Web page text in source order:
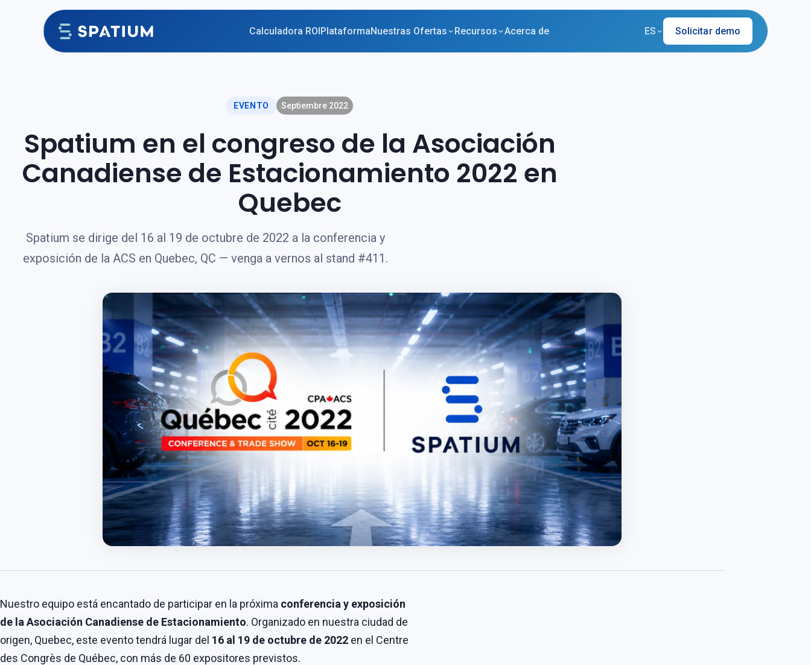
Ir al contenido
Calculadora ROIPlataformaNuestras Ofertas Recursos Acerca de ES Solicitar demo
EVENTO Septiembre 2022
Spatium en el congreso de la Asociación
Canadiense de Estacionamiento 2022 en
Quebec
Spatium se dirige del 16 al 19 de octubre de 2022 a la conferencia y
exposición de la ACS en Quebec, QC — venga a vernos al stand #411.
Nuestro equipo está encantado de participar en la próxima conferencia y exposición
de la Asociación Canadiense de Estacionamiento. Organizado en nuestra ciudad de
origen, Quebec, este evento tendrá lugar del 16 al 19 de octubre de 2022 en el Centre
des Congrès de Québec, con más de 60 expositores previstos.